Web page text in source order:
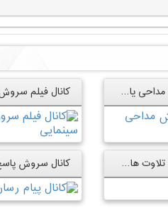
کانال سروش مداحی یاس کبــود
کانال سروش تلاوت های ناب قرآنی